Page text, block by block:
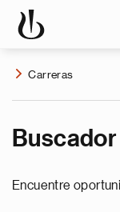
Carreras
Encuentre